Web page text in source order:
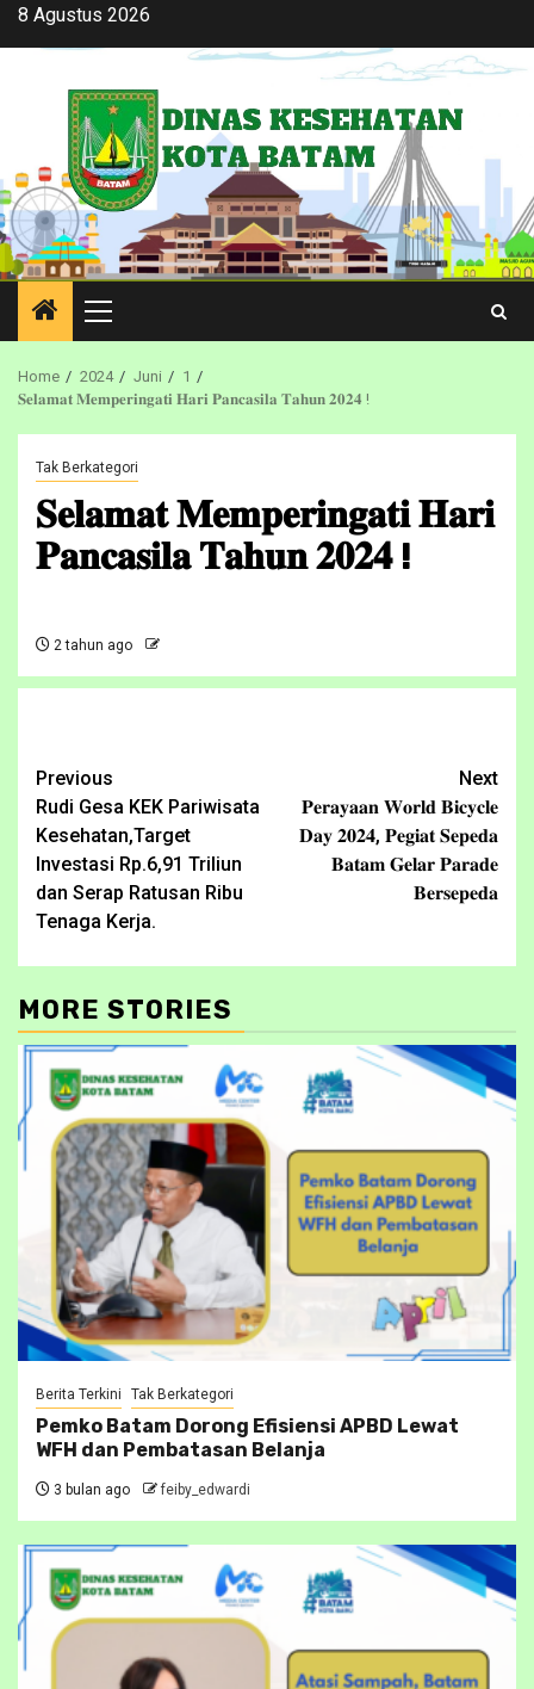
Skip8 Agustus 2026
Primary
Menu
Home 2024 Juni
1
𝐒𝐞𝐥𝐚𝐦𝐚𝐭 𝐌𝐞𝐦𝐩𝐞𝐫𝐢𝐧𝐠𝐚𝐭𝐢 𝐇𝐚𝐫𝐢 𝐏𝐚𝐧𝐜𝐚𝐬𝐢𝐥𝐚 𝐓𝐚𝐡𝐮𝐧 𝟐𝟎𝟐𝟒 !
Tak Berkategori
𝐒𝐞𝐥𝐚𝐦𝐚𝐭 𝐌𝐞𝐦𝐩𝐞𝐫𝐢𝐧𝐠𝐚𝐭𝐢 𝐇𝐚𝐫𝐢
𝐏𝐚𝐧𝐜𝐚𝐬𝐢𝐥𝐚 𝐓𝐚𝐡𝐮𝐧 𝟐𝟎𝟐𝟒 !
2 tahun ago
Continue
Reading
Previous
Rudi Gesa KEK Pariwisata
Kesehatan,Target
Investasi Rp.6,91 Triliun
dan Serap Ratusan Ribu
Tenaga Kerja.
Next
𝐏𝐞𝐫𝐚𝐲𝐚𝐚𝐧 𝐖𝐨𝐫𝐥𝐝 𝐁𝐢𝐜𝐲𝐜𝐥𝐞
𝐃𝐚𝐲 𝟐𝟎𝟐𝟒, 𝐏𝐞𝐠𝐢𝐚𝐭 𝐒𝐞𝐩𝐞𝐝𝐚
𝐁𝐚𝐭𝐚𝐦 𝐆𝐞𝐥𝐚𝐫 𝐏𝐚𝐫𝐚𝐝𝐞
𝐁𝐞𝐫𝐬𝐞𝐩𝐞𝐝𝐚
MORE STORIES
Berita Terkini Tak Berkategori
Pemko Batam Dorong Efisiensi APBD Lewat
WFH dan Pembatasan Belanja
3 bulan ago feiby_edwardi